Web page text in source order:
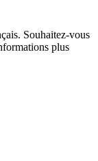
Souhaitez-vous
plus